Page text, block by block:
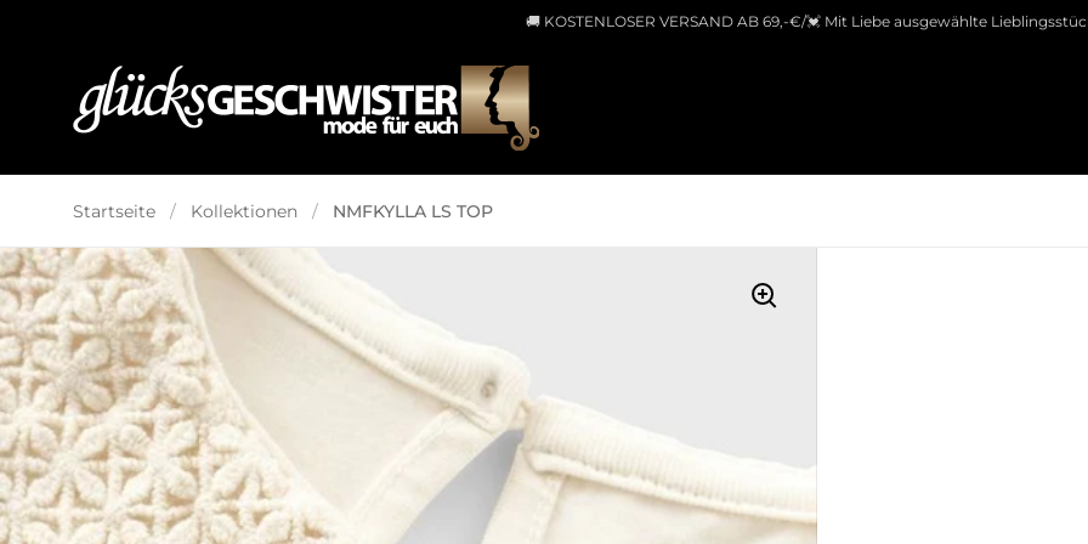
🚚 KOSTENLOSER VERSAND AB 69,-€/💓 Mit Liebe ausgewählte
Startseite / Kollektionen / NMFKYLLA LS TOP